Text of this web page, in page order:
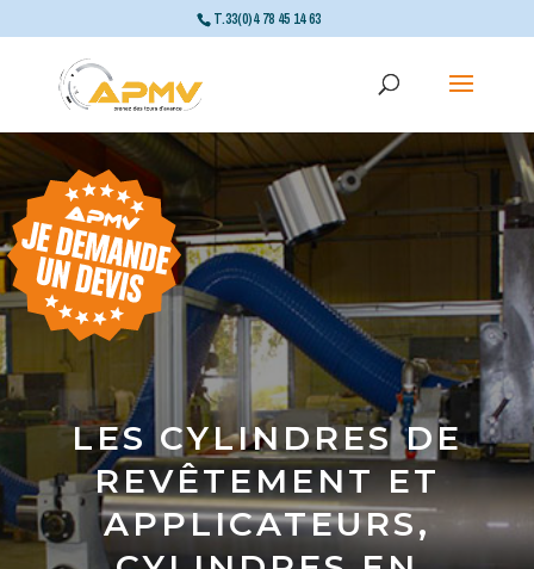
T.33(0)4 78 45 14 63
LES CYLINDRES DE
REVÊTEMENT ET
APPLICATEURS,